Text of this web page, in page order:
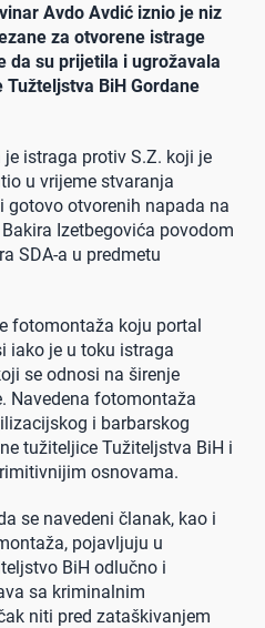
Avdo Avdić iznio je niz
za otvorene istrage
da su prijetila i ugrožavala
BiH Gordane
istraga protiv S.Z. koji je
u vrijeme stvaranja
gotovo otvorenih napada na
Izetbegovića povodom
SDA-a u predmetu
fotomontaža koju portal
iako je u toku istraga
se odnosi na širenje
Navedena fotomontaža
i barbarskog
tužiteljice Tužiteljstva BiH i
osnovama.
se navedeni članak, kao i
pojavljuju u
BiH odlučno i
sa kriminalnim
niti pred zataškivanjem